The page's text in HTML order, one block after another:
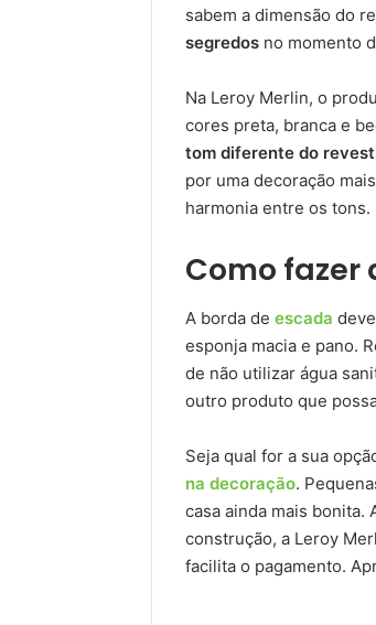
sabem a dimensão do
segredos no momento
Na Leroy Merlin, o
cores preta, branca e
tom diferente do
por uma decoração
harmonia entre os tons.
Como fazer
A borda de escada
esponja macia e pano.
de não utilizar água
outro produto que
Seja qual for a sua
na decoração.
casa ainda mais bonita.
construção, a Leroy
facilita o pagamento.